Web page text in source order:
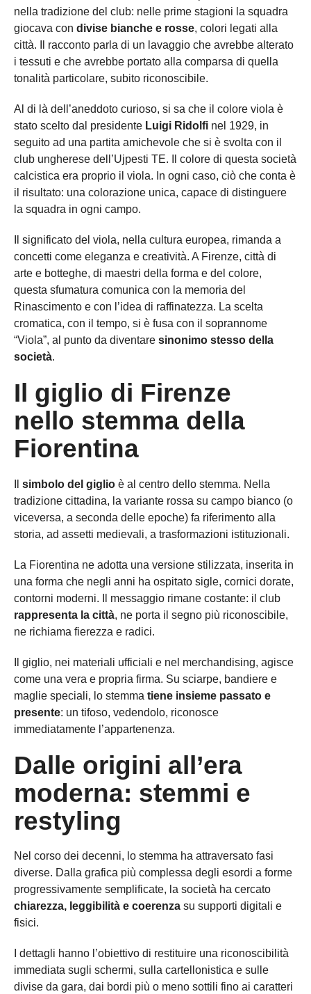
nella tradizione del club: nelle prime stagioni la squadra
giocava con divise bianche e rosse, colori legati alla
città. Il racconto parla di un lavaggio che avrebbe alterato
i tessuti e che avrebbe portato alla comparsa di quella
tonalità particolare, subito riconoscibile.
Al di là dell’aneddoto curioso, si sa che il colore viola è
stato scelto dal presidente Luigi Ridolfi nel 1929, in
seguito ad una partita amichevole che si è svolta con il
club ungherese dell’Ujpesti TE. Il colore di questa società
calcistica era proprio il viola. In ogni caso, ciò che conta è
il risultato: una colorazione unica, capace di distinguere
la squadra in ogni campo.
Il significato del viola, nella cultura europea, rimanda a
concetti come eleganza e creatività. A Firenze, città di
arte e botteghe, di maestri della forma e del colore,
questa sfumatura comunica con la memoria del
Rinascimento e con l’idea di raffinatezza. La scelta
cromatica, con il tempo, si è fusa con il soprannome
“Viola”, al punto da diventare sinonimo stesso della
società.
Il giglio di Firenze
nello stemma della
Fiorentina
simbolo del giglio è al centro dello stemma. Nella
tradizione cittadina, la variante rossa su campo bianco (o
viceversa, a seconda delle epoche) fa riferimento alla
storia, ad assetti medievali, a trasformazioni istituzionali.
La Fiorentina ne adotta una versione stilizzata, inserita in
una forma che negli anni ha ospitato sigle, cornici dorate,
contorni moderni. Il messaggio rimane costante: il club
rappresenta la città, ne porta il segno più riconoscibile,
ne richiama fierezza e radici.
Il giglio, nei materiali ufficiali e nel merchandising, agisce
come una vera e propria firma. Su sciarpe, bandiere e
maglie speciali, lo stemma tiene insieme passato e
presente: un tifoso, vedendolo, riconosce
immediatamente l’appartenenza.
Dalle origini all’era
moderna: stemmi e
restyling
Nel corso dei decenni, lo stemma ha attraversato fasi
diverse. Dalla grafica più complessa degli esordi a forme
progressivamente semplificate, la società ha cercato
chiarezza, leggibilità e coerenza su supporti digitali e
fisici.
I dettagli hanno l’obiettivo di restituire una riconoscibilità
immediata sugli schermi, sulla cartellonistica e sulle
divise da gara, dai bordi più o meno sottili fino ai caratteri